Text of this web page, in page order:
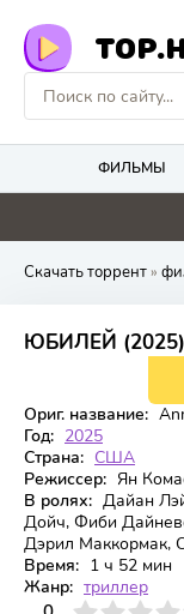
ФИЛЬМЫ
5.9
Скачать торрент»
ЮБИЛЕЙ
Ориг. название:
Год: 2025
Страна: США
Режиссер: Ян
В ролях: Дайан
Дойч, Фиби
Дэрил Маккормак,
Время: 1 ч 52 мин
Жанр: триллер